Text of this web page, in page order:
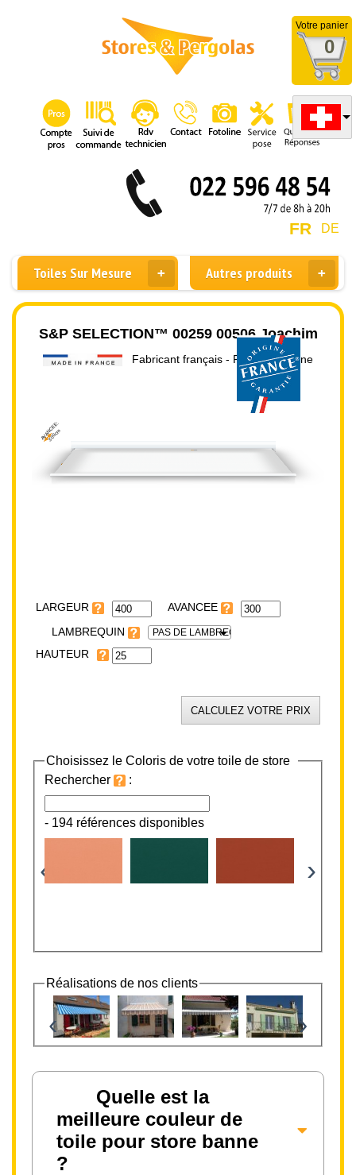
Votre panier
0
DE
FR
Toiles Sur Mesure Autres produits
S&P SELECTION™ 00259 00506 Joachim
Fabricant français - Prix direct usine
AVANCEE:
300cm
LARGEUR
LAMBREQUIN
PAS DE LAMBREQUIN
HAUTEUR
Choisissez le Coloris de votre toile de store
Rechercher
:
- 194 références disponibles
‹ ›
Réalisations de nos clients
‹ ›
Quelle est la
meilleure couleur de
toile pour store banne
?